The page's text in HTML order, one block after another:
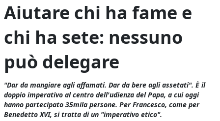
Aiutare chi ha fame e
chi ha sete: nessuno
può delegare
"Dar da mangiare agli affamati. Dar da bere agli assetati". È il
doppio imperativo al centro dell'udienza del Papa, a cui oggi
hanno partecipato 35mila persone. Per Francesco, come per
Benedetto XVI, si tratta di un "imperativo etico".